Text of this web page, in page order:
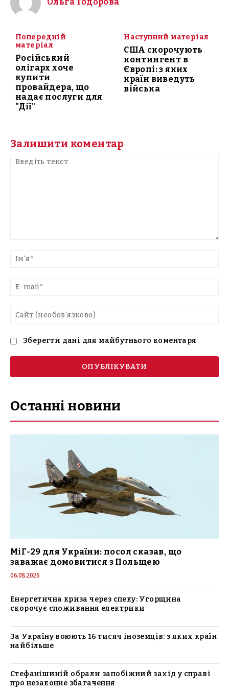
Попередній
матеріал
Російський
олігарх хоче
купити
провайдера, що
надає послуги для
"Дії"
Наступний матеріал
США скорочують
контингент в
Європі: з яких
країн виведуть
війська
Залишити коментар
текст
Зберегти дані для майбутнього коментаря
Останні новини
МіГ-29 для України: посол сказав, що
заважає домовитися з Польщею
06.08.2026
Енергетична криза через спеку: Угорщина
скорочує споживання електрики
За Україну воюють 16 тисяч іноземців: з яких країн
найбільше
Стефанішиній обрали запобіжний захід у справі
про незаконне збагачення